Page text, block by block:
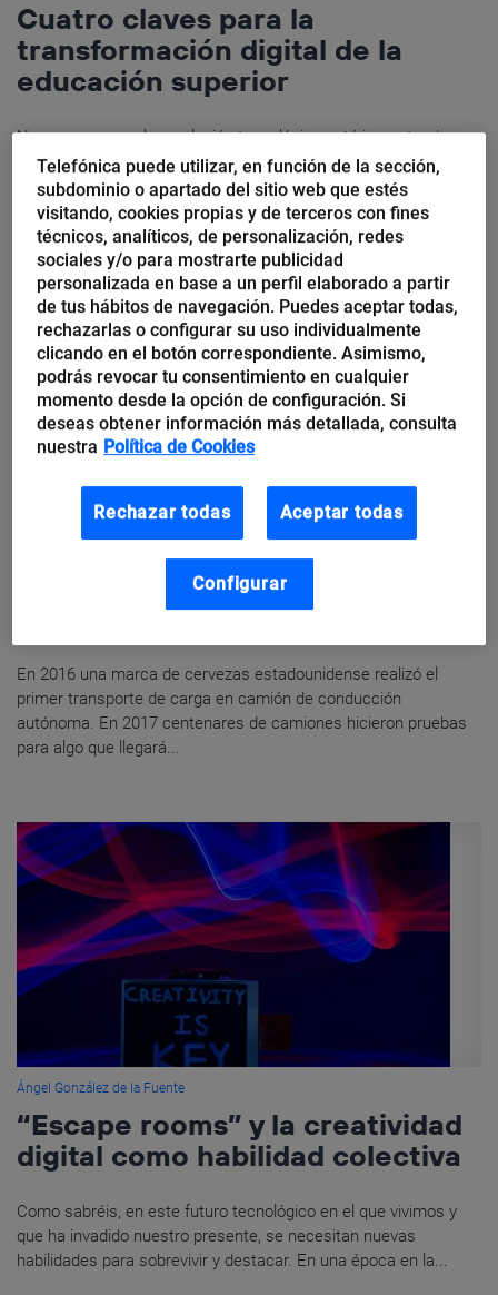
Cuatro claves para la
transformación digital de la
educación superior
No es nuevo que la revolución tecnológica está impactando en
todos los ámbitos y la educación y la formación no pueden, ni
deben quedarse al margen. Tampoco la educación superior.
Es...
La transformación digital de la
universidad, urgente este año
En 2016 una marca de cervezas estadounidense realizó el
primer transporte de carga en camión de conducción
autónoma. En 2017 centenares de camiones hicieron pruebas
para algo que llegará...
Ángel González de la Fuente
“Escape rooms” y la creatividad
digital como habilidad colectiva
Como sabréis, en este futuro tecnológico en el que vivimos y
que ha invadido nuestro presente, se necesitan nuevas
habilidades para sobrevivir y destacar. En una época en la...
Telefónica puede utilizar, en función de la sección,
subdominio o apartado del sitio web que estés
visitando, cookies propias y de terceros con fines
técnicos, analíticos, de personalización, redes
sociales y/o para mostrarte publicidad
personalizada en base a un perfil elaborado a partir
de tus hábitos de navegación. Puedes aceptar todas,
rechazarlas o configurar su uso individualmente
clicando en el botón correspondiente. Asimismo,
podrás revocar tu consentimiento en cualquier
momento desde la opción de configuración. Si
deseas obtener información más detallada, consulta
nuestra Política de Cookies
Rechazar todas Aceptar todas
Configurar